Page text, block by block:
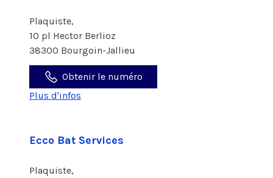
Plaquiste,
10 pl Hector Berlioz
38300 Bourgoin-Jallieu
Obtenir le numéro
Plus d'infos
Ecco Bat Services
Plaquiste,